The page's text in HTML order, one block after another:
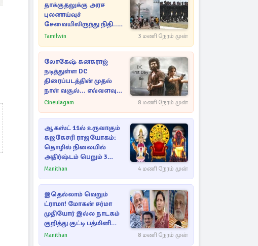
தாக்குதலுக்கு அரச
புலனாய்வுச்
சேவையிலிருந்து நிதி..
வெளியான அதிர்ச்சி
Tamilwin 3 மணி நேரம் முன்
லோகேஷ் கனகராஜ்
நடித்துள்ள DC
திரைப்படத்தின் முதல்
நாள் வசூல்... எவ்வளவு
தெரியுமா?
Cineulagam 8 மணி நேரம் முன்
ஆகஸ்ட் 11ல் உருவாகும்
கஜகேசரி ராஜயோகம்:
தொழில் நிலையில்
அதிர்ஷ்டம் பெறும் 3
ராசிகள்!
Manithan 4 மணி நேரம் முன்
இதெல்லாம் வெறும்
ட்ராமா! மோகன் சர்மா
முதியோர் இல்ல நாடகம்
குறித்து குட்டி பத்மினி
பரபரப்பு பேட்டி
Manithan 8 மணி நேரம் முன்